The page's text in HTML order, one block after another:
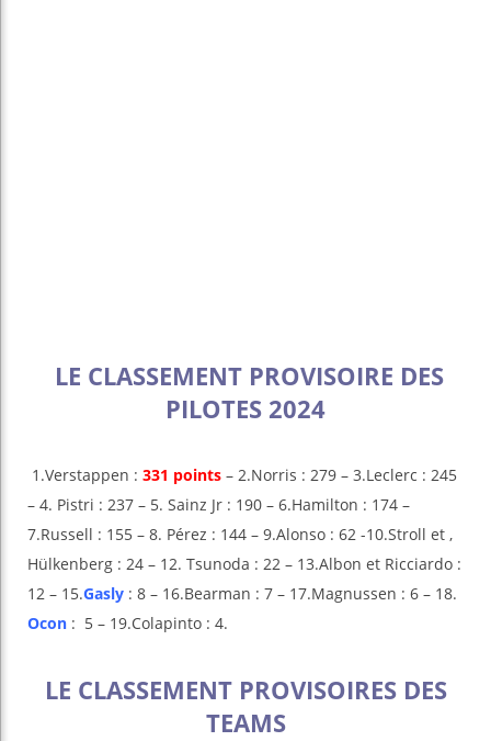
LE CLASSEMENT PROVISOIRE DES
PILOTES 2024
1.Verstappen : 331 points – 2.Norris : 279 – 3.Leclerc : 245
– 4. Pistri : 237 – 5. Sainz Jr : 190 – 6.Hamilton : 174 –
7.Russell : 155 – 8. Pérez : 144 – 9.Alonso : 62 -10.Stroll et ,
Hülkenberg : 24 – 12. Tsunoda : 22 – 13.Albon et Ricciardo :
12 – 15.Gasly : 8 – 16.Bearman : 7 – 17.Magnussen : 6 – 18.
Ocon : 5 – 19.Colapinto : 4.
LE CLASSEMENT PROVISOIRES DES
TEAMS